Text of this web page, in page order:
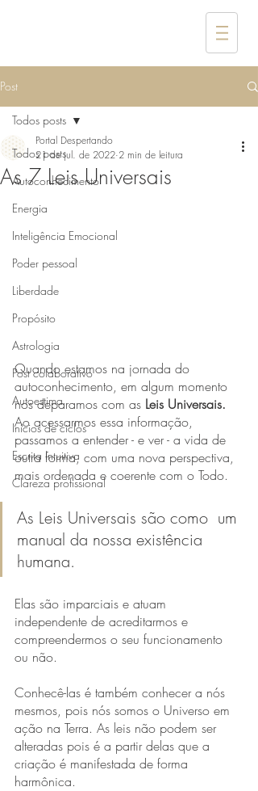
Post
Todos posts
Autoconhecimento
Energia
Inteligência Emocional
Poder pessoal
Liberdade
Propósito
Astrologia
Post colaborativo
Autoestima
Inícios de ciclos
Escrita Intuitiva
Clareza profissional
Todos posts
As 7 Leis Universais
Portal Despertando
21 de jul. de 2022 2 min de leitura
Quando estamos na jornada do
autoconhecimento, em algum momento
nos deparamos com as Leis Universais.
Ao acessarmos essa informação,
passamos a entender - e ver - a vida de
outra forma, com uma nova perspectiva,
mais ordenada e coerente com o Todo.
As Leis Universais são como  um
manual da nossa existência
humana.
Elas são imparciais e atuam
independente de acreditarmos e
compreendermos o seu funcionamento
ou não.
Conhecê-las é também conhecer a nós
mesmos, pois nós somos o Universo em
ação na Terra. As leis não podem ser
alteradas pois é a partir delas que a
criação é manifestada de forma
harmônica.